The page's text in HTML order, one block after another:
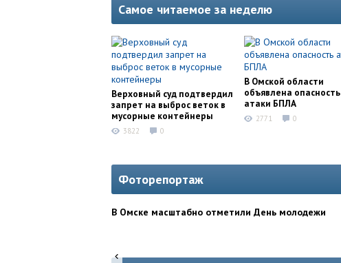
Самое читаемое за неделю
Верховный суд подтвердил
запрет на выброс веток в
мусорные контейнеры
3822 0
В Омской области
объявлена опасность
атаки БПЛА
2771 0
Фоторепортаж
В Омске масштабно отметили День молодежи